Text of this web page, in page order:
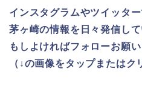
インスタグラムやツイッタ
茅ヶ崎の情報を日々発信して
もしよければフォローお願い
（↓の画像をタップまたはク